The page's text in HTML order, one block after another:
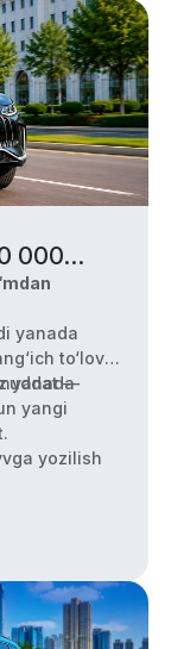
000
yanada
to‘lov
—
yangi
yanada
yozilish